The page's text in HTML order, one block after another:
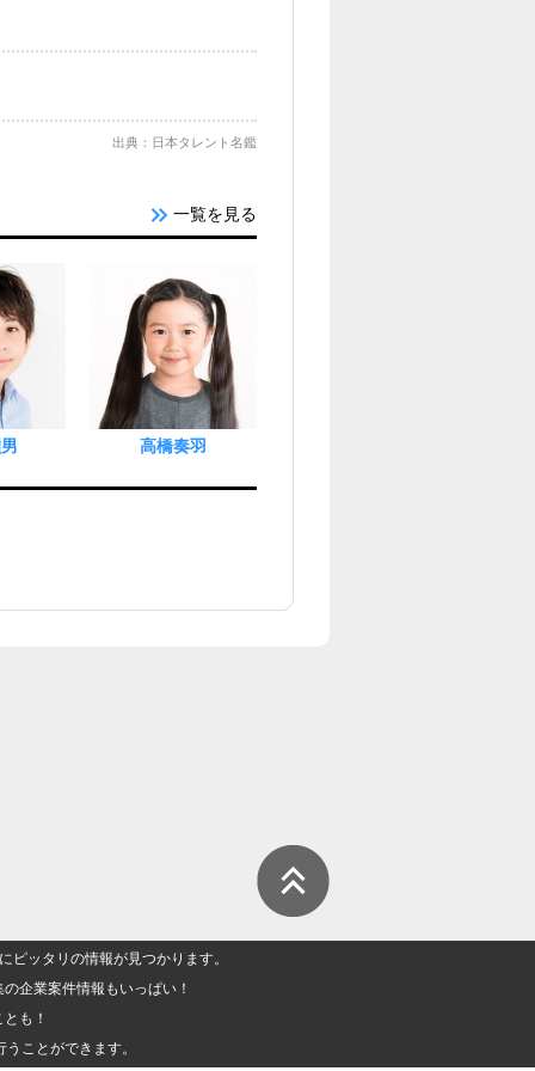
出典：日本タレント名鑑
一覧を見る
高橋奏羽
ッタリの情報が見つかります。
企業案件情報もいっぱい！
も！
ことができます。